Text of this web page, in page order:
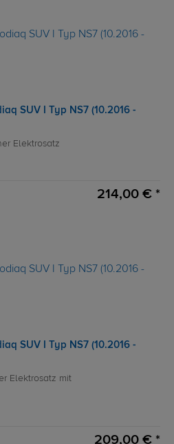
SUV I Typ NS7 (10.2016 -
Elektrosatz
214,00 € *
SUV I Typ NS7 (10.2016 -
Elektrosatz mit
209,00 € *